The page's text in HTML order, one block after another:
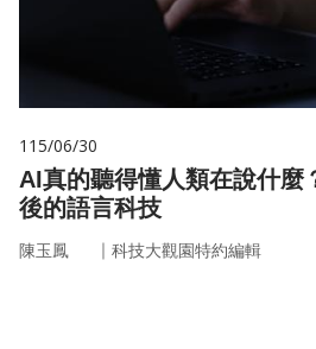
115/06/30
AI真的聽得懂人類在說什麼
後的語言科技
陳玉鳳 ｜ 科技大觀園特約編輯